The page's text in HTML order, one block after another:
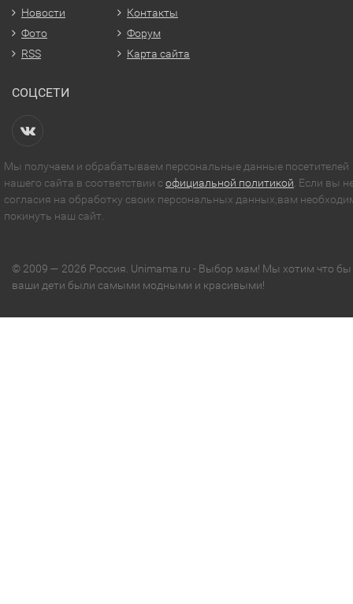
Новости
Фото
RSS
Контакты
Форум
Карта сайта
СОЦСЕТИ
Мы получаем и обрабатываем персональные данные посетителей
нашего сайта в соответствии софициальной политикой . Если вы
согласия на обработку своих персональных данных,вам
покинуть наш сайт.
© 2009 — 2026 Россия. Unimama.ru - Выбор мам! Мы хотим что бы
ваши дети были самыми модными и красивыми!